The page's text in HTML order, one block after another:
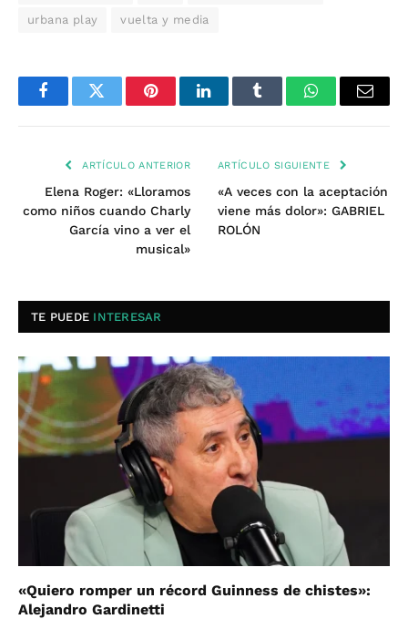
urbana play vuelta y media
FacebookTwitter PinterestLinkedInTumblr WhatsAppEmail
ARTÍCULO ANTERIOR
Elena Roger: «Lloramos
como niños cuando Charly
García vino a ver el
musical»
ARTÍCULO SIGUIENTE
«A veces con la aceptación
viene más dolor»: GABRIEL
ROLÓN
TE PUEDE INTERESAR
«Quiero romper un récord Guinness de chistes»:
Alejandro Gardinetti